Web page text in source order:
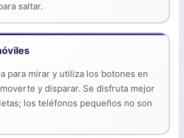
saltar.
para mirar y utiliza los botones en
y disparar. Se disfruta mejor
los teléfonos pequeños no son